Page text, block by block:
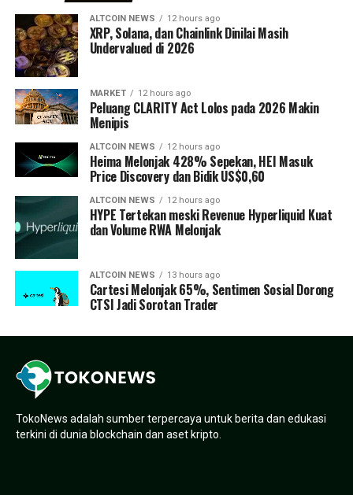
ALTCOIN NEWS 12 hours ago
XRP, Solana, dan Chainlink Dinilai Masih
Undervalued di 2026
MARKET 12 hours ago
Peluang CLARITY Act Lolos pada 2026 Makin
Menipis
ALTCOIN NEWS 12 hours ago
Heima Melonjak 428% Sepekan, HEI Masuk
Price Discovery dan Bidik US$0,60
ALTCOIN NEWS 12 hours ago
HYPE Tertekan meski Revenue Hyperliquid Kuat
dan Volume RWA Melonjak
ALTCOIN NEWS 13 hours ago
Cartesi Melonjak 65%, Sentimen Sosial Dorong
CTSI Jadi Sorotan Trader
TokoNews adalah sumber terpercaya untuk berita dan edukasi
terkini di dunia blockchain dan aset kripto.